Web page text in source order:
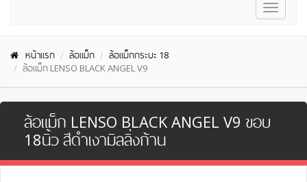
Toggle
หน้าแรก ล้อแม็ก
ล้อแม็กกระบะ 18
ล้อแม็ก LENSO BLACK ANGEL V9
ล้อแม็ก LENSO BLACK ANGEL V9 ขอบ
18นิ้ว สีดำเงามิลลิ่งก้าน